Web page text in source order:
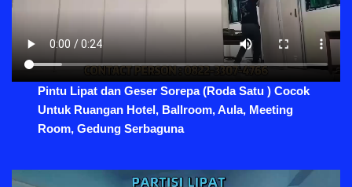
Pintu Lipat dan Geser Sorepa (Roda Satu ) Cocok
Untuk Ruangan Hotel, Ballroom, Aula, Meeting
Room, Gedung Serbaguna